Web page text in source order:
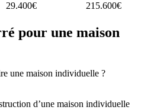
29.400€ 215.600€
pour une maison
une maison individuelle ?
d’une maison individuelle